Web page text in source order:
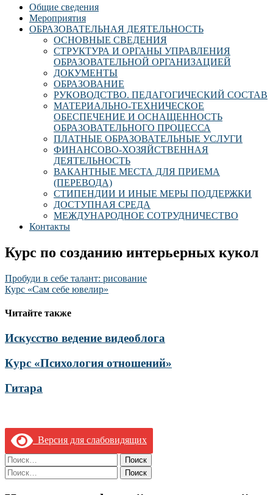
Общие сведения
Мероприятия
ОБРАЗОВАТЕЛЬНАЯ ДЕЯТЕЛЬНОСТЬ
ОСНОВНЫЕ СВЕДЕНИЯ
СТРУКТУРА И ОРГАНЫ УПРАВЛЕНИЯ
ОБРАЗОВАТЕЛЬНОЙ ОРГАНИЗАЦИЕЙ
ДОКУМЕНТЫ
ОБРАЗОВАНИЕ
РУКОВОДСТВО. ПЕДАГОГИЧЕСКИЙ СОСТАВ
МАТЕРИАЛЬНО-ТЕХНИЧЕСКОЕ
ОБЕСПЕЧЕНИЕ И ОСНАЩЕННОСТЬ
ОБРАЗОВАТЕЛЬНОГО ПРОЦЕССА
ПЛАТНЫЕ ОБРАЗОВАТЕЛЬНЫЕ УСЛУГИ
ФИНАНСОВО-ХОЗЯЙСТВЕННАЯ
ДЕЯТЕЛЬНОСТЬ
ВАКАНТНЫЕ МЕСТА ДЛЯ ПРИЕМА
(ПЕРЕВОДА)
СТИПЕНДИИ И ИНЫЕ МЕРЫ ПОДДЕРЖКИ
ДОСТУПНАЯ СРЕДА
МЕЖДУНАРОДНОЕ СОТРУДНИЧЕСТВО
Контакты
Курс по созданию интерьерных кукол
Навигация
по
записям
Пробуди в себе талант: рисование
Курс «Сам себе ювелир»
Читайте также
Искусство ведение видеоблога
Курс «Психология отношений»
Гитара
Версия для слабовидящих
Найти:
Найти: